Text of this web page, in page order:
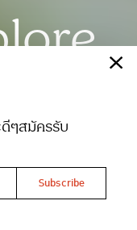
1943
ๆสมัครรับ